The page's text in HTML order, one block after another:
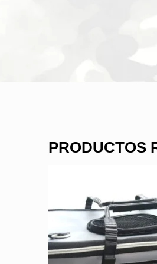
PRODUCTOS